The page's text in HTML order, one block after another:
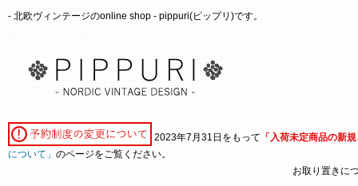
- 北欧ヴィンテージのonline shop - pippuri(ピップリ)です。
2023年7月31日をもって 「入荷未定商品の新
について」 のページをご覧ください。
お取り置きに